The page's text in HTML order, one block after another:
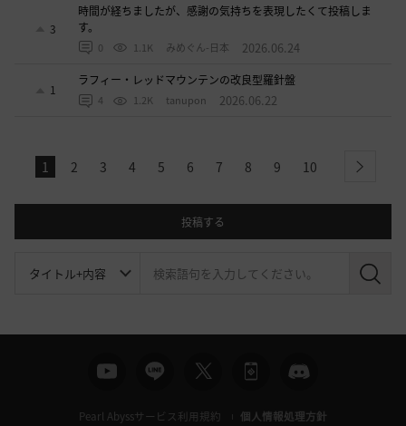
3
時間が経ちましたが、感謝の気持ちを表現したくて投稿しま
す。
0 1.1K みめぐん-日本 2026.06.24
1
ラフィー・レッドマウンテンの改良型羅針盤
4 1.2K tanupon 2026.06.22
1 2 3 4 5 6 7 8 9 10 next
投稿する
検
Pearl Abyssサービス利用規約
個人情報処理方針